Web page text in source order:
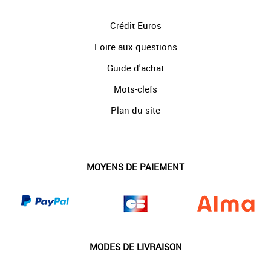
Crédit Euros
Foire aux questions
Guide d'achat
Mots-clefs
Plan du site
MOYENS DE PAIEMENT
MODES DE LIVRAISON